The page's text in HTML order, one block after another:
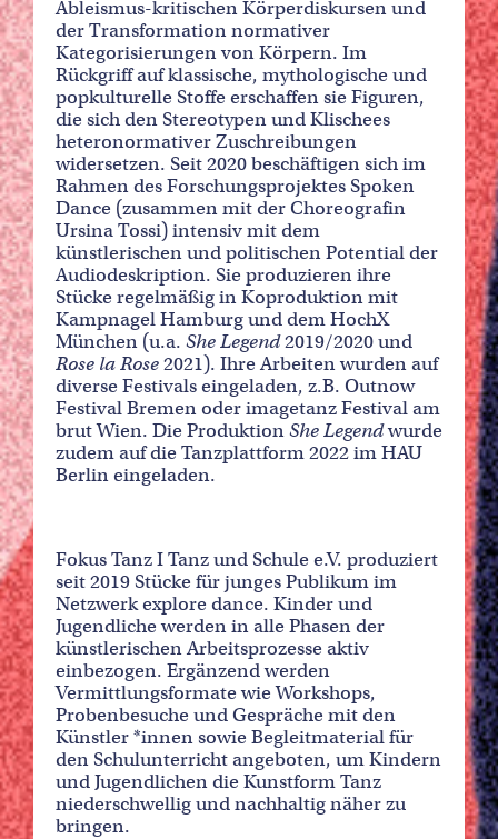
Ableismus-kritischen Körperdiskursen und
der Transformation normativer
Kategorisierungen von Körpern. Im
Rückgriff auf klassische, mythologische und
popkulturelle Stoffe erschaffen sie Figuren,
die sich den Stereotypen und Klischees
heteronormativer Zuschreibungen
widersetzen. Seit 2020 beschäftigen sich im
Rahmen des Forschungsprojektes Spoken
Dance (zusammen mit der Choreografin
Ursina Tossi) intensiv mit dem
künstlerischen und politischen Potential der
Audiodeskription. Sie produzieren ihre
Stücke regelmäßig in Koproduktion mit
Kampnagel Hamburg und dem HochX
München (u.a. She Legend2019/2020 und
Rose la Rose2021). Ihre Arbeiten wurden auf
diverse Festivals eingeladen, z.B. Outnow
Festival Bremen oder imagetanz Festival am
brut Wien. Die ProduktionShe Legendwurde
zudem auf die Tanzplattform 2022 im HAU
Berlin eingeladen.
Fokus Tanz I Tanz und Schule e.V. produziert
seit 2019 Stücke für junges Publikum im
Netzwerk explore dance. Kinder und
Jugendliche werden in alle Phasen der
künstlerischen Arbeitsprozesse aktiv
einbezogen. Ergänzend werden
Vermittlungsformate wie Workshops,
Probenbesuche und Gespräche mit den
Künstler *innen sowie Begleitmaterial für
den Schulunterricht angeboten, um Kindern
und Jugendlichen die Kunstform Tanz
niederschwellig und nachhaltig näher zu
bringen.